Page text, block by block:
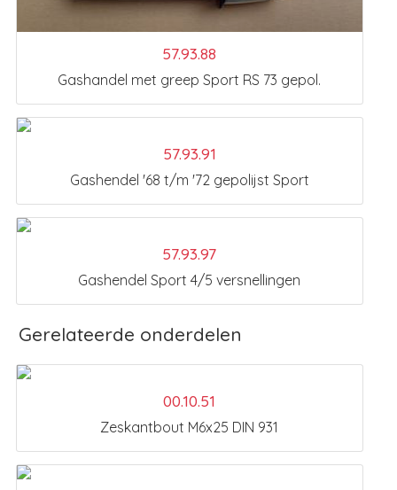
57.93.88
Gashandel met greep Sport RS 73 gepol.
57.93.91
Gashendel '68 t/m '72 gepolijst Sport
57.93.97
Gashendel Sport 4/5 versnellingen
Gerelateerde onderdelen
00.10.51
Zeskantbout M6x25 DIN 931